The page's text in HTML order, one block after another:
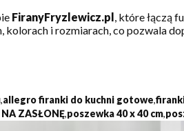
FiranyFryzlewicz.pl, które łączą
i rozmiarach, co pozwala
,allegro firanki do kuchni gotowe,
ZASŁONĘ,poszewka 40 x 40 cm,